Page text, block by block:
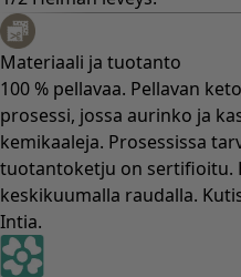
Materiaali ja tuotanto
100 % pellavaa. Pellavan
prosessi, jossa aurinko ja
kemikaaleja. Prosessissa
tuotantoketju on sertifioitu.
keskikuumalla raudalla.
Intia.